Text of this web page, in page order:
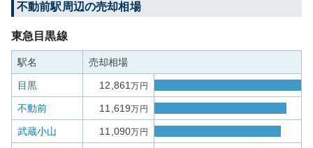
不動前駅周辺の売却相場
東急目黒線
駅名 売却相場
目黒 12,861万円
不動前 11,619万円
武蔵小山 11,090万円